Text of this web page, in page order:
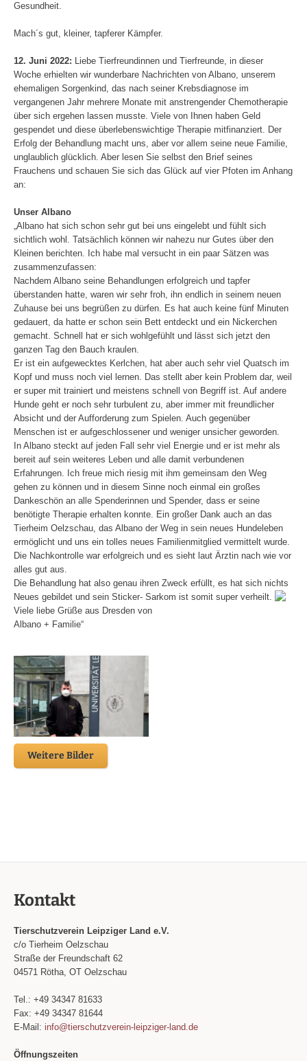
Gesundheit.
Mach´s gut, kleiner, tapferer Kämpfer.
12. Juni 2022: Liebe Tierfreundinnen und Tierfreunde, in dieser
Woche erhielten wir wunderbare Nachrichten von Albano, unserem
ehemaligen Sorgenkind, das nach seiner Krebsdiagnose im
vergangenen Jahr mehrere Monate mit anstrengender Chemotherapie
über sich ergehen lassen musste. Viele von Ihnen haben Geld
gespendet und diese überlebenswichtige Therapie mitfinanziert. Der
Erfolg der Behandlung macht uns, aber vor allem seine neue Familie,
unglaublich glücklich. Aber lesen Sie selbst den Brief seines
Frauchens und schauen Sie sich das Glück auf vier Pfoten im Anhang
an:
Unser Albano
„Albano hat sich schon sehr gut bei uns eingelebt und fühlt sich
sichtlich wohl. Tatsächlich können wir nahezu nur Gutes über den
Kleinen berichten. Ich habe mal versucht in ein paar Sätzen was
zusammenzufassen:
Nachdem Albano seine Behandlungen erfolgreich und tapfer
überstanden hatte, waren wir sehr froh, ihn endlich in seinem neuen
Zuhause bei uns begrüßen zu dürfen. Es hat auch keine fünf Minuten
gedauert, da hatte er schon sein Bett entdeckt und ein Nickerchen
gemacht. Schnell hat er sich wohlgefühlt und lässt sich jetzt den
ganzen Tag den Bauch kraulen.
Er ist ein aufgewecktes Kerlchen, hat aber auch sehr viel Quatsch im
Kopf und muss noch viel lernen. Das stellt aber kein Problem dar, weil
er super mit trainiert und meistens schnell von Begriff ist. Auf andere
Hunde geht er noch sehr turbulent zu, aber immer mit freundlicher
Absicht und der Aufforderung zum Spielen. Auch gegenüber
Menschen ist er aufgeschlossener und weniger unsicher geworden.
In Albano steckt auf jeden Fall sehr viel Energie und er ist mehr als
bereit auf sein weiteres Leben und alle damit verbundenen
Erfahrungen. Ich freue mich riesig mit ihm gemeinsam den Weg
gehen zu können und in diesem Sinne noch einmal ein großes
Dankeschön an alle Spenderinnen und Spender, dass er seine
benötigte Therapie erhalten konnte. Ein großer Dank auch an das
Tierheim Oelzschau, das Albano der Weg in sein neues Hundeleben
ermöglicht und uns ein tolles neues Familienmitglied vermittelt wurde.
Die Nachkontrolle war erfolgreich und es sieht laut Ärztin nach wie vor
alles gut aus.
Die Behandlung hat also genau ihren Zweck erfüllt, es hat sich nichts
Neues gebildet und sein Sticker- Sarkom ist somit super verheilt.
Viele liebe Grüße aus Dresden von
Albano + Familie“
Weitere Bilder
Kontakt
Tierschutzverein Leipziger Land e.V.
c/o Tierheim Oelzschau
Straße der Freundschaft 62
04571 Rötha, OT Oelzschau
Tel.: +49 34347 81633
Fax: +49 34347 81644
E-Mail:info@tierschutzverein-leipziger-land.de
Öffnungszeiten